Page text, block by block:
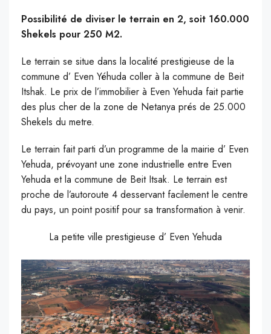
Possibilité de diviser le terrain en 2, soit 160.000
Shekels pour 250 M2.
Le terrain se situe dans la localité prestigieuse de la
commune d’ Even Yéhuda coller à la commune de Beit
Itshak. Le prix de l’immobilier à Even Yehuda fait partie
des plus cher de la zone de Netanya prés de 25.000
Shekels du metre.
Le terrain fait parti d’un programme de la mairie d’ Even
Yehuda, prévoyant une zone industrielle entre Even
Yehuda et la commune de Beit Itsak. Le terrain est
proche de l’autoroute 4 desservant facilement le centre
du pays, un point positif pour sa transformation à venir.
La petite ville prestigieuse d’ Even Yehuda